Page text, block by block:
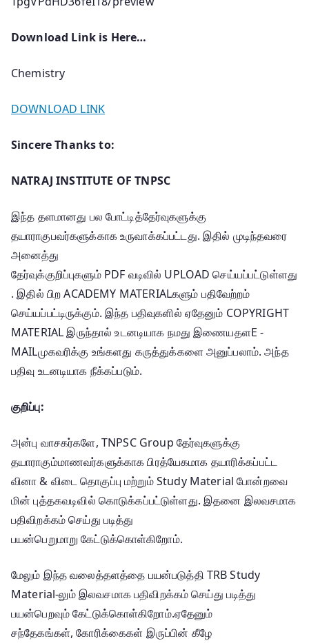
Download Link is Here…
Chemistry
DOWNLOAD LINK
Sincere Thanks to:
NATRAJ INSTITUTE OF TNPSC
இந்த தளமானது பல போட்டித்தேர்வுகளுக்கு
தயாராகுபவர்களுக்காக உருவாக்கப்பட்டது. இதில் முடிந்தவரை
அனைத்து
தேர்வுக்குறிப்புகளும் PDF வடிவில் UPLOAD செய்யப்பட்டுள்ளது
. இதில் பிற ACADEMY MATERIALகளும் பதிவேற்றம்
செய்யப்பட்டிருக்கும். இந்த பதிவுகளில் ஏதேனும் COPYRIGHT
MATERIAL இருந்தால் உடனடியாக நமது இணையதளE -
MAILமுகவரிக்கு உங்களது கருத்துக்களை அனுப்பலாம். அந்த
பதிவு உடனடியாக நீக்கப்படும்.
குறிப்பு:
அன்பு வாசகர்களே, TNPSC Group தேர்வுகளுக்கு
தயாராகும்மாணவர்களுக்காக பிரத்யேகமாக தயாரிக்கப்பட்ட
வினா & விடை தொகுப்பு மற்றும் Study Material போன்றவை
மின் புத்தகவடிவில் கொடுக்கப்பட்டுள்ளது. இதனை இலவசமாக
பதிவிறக்கம் செய்து படித்து
பயன்பெறுமாறு கேட்டுக்கொள்கிறோம்.
மேலும் இந்த வலைத்தளத்தை பயன்படுத்தி TRB Study
Material-லும் இலவசமாக பதிவிறக்கம் செய்து படித்து
பயன்பெறவும் கேட்டுக்கொள்கிறோம்.ஏதேனும்
சந்தேகங்கள், கோரிக்கைகள் இருப்பின் கீழே